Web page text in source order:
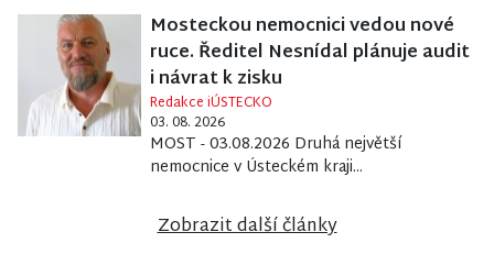
Mosteckou nemocnici vedou nové
ruce. Ředitel Nesnídal plánuje audit
i návrat k zisku
Redakce iÚSTECKO
03. 08. 2026
MOST - 03.08.2026 Druhá největší
nemocnice v Ústeckém kraji...
Zobrazit další články